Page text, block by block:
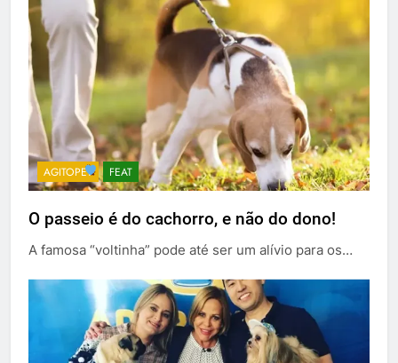
AGITOPET FEAT
O passeio é do cachorro, e não do dono!
A famosa “voltinha” pode até ser um alívio para os…